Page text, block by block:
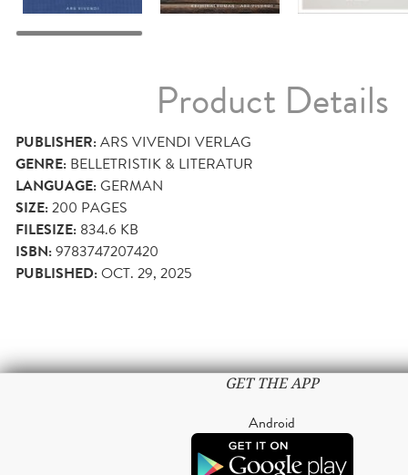
Product Details
PUBLISHER:ARS VIVENDI VERLAG
GENRE: BELLETRISTIK & LITERATUR
LANGUAGE:GERMAN
SIZE:200 PAGES
FILESIZE: 834.6 KB
ISBN:9783747207420
PUBLISHED:OCT. 29, 2025
GET THE APP
Android